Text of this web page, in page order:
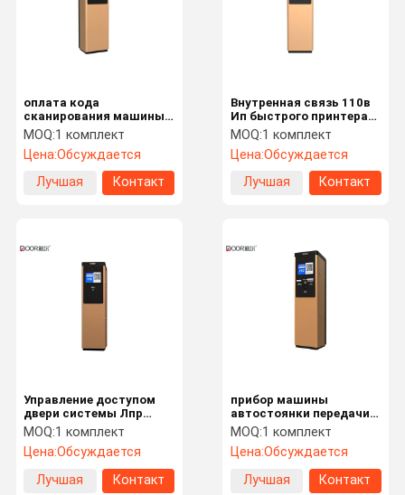
оплата кода
сканирования машины
распределителя
штрафа за нарушение
правил стоянки 65в
MOQ:1 комплект
Цена:Обсуждается
Лучшая
Контакт
Внутренная связь 110в
Ип быстрого принтера
машины
распределителя
штрафа за нарушение
правил стоянки кода
сканирования видео-
MOQ:1 комплект
Цена:Обсуждается
Лучшая
Контакт
Управление доступом
двери системы Лпр
штрафа за нарушение
правил стоянки
банкноты
автоматизированное
собранием
MOQ:1 комплект
Цена:Обсуждается
Лучшая
Контакт
прибор машины
автостоянки передачи
голоса экрана касания
12инч поручая
MOQ:1 комплект
Цена:Обсуждается
Лучшая
Контакт